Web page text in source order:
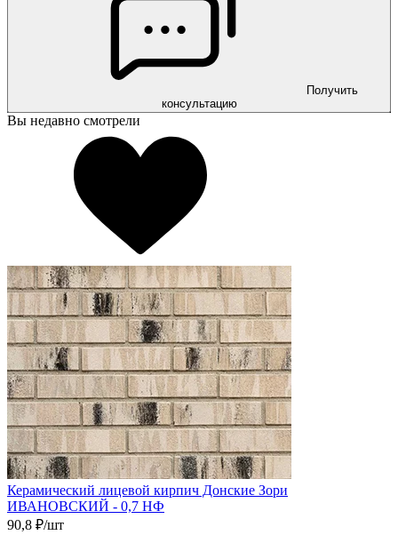
Получить
консультацию
Вы недавно смотрели
Керамический лицевой кирпич Донские Зори
ИВАНОВСКИЙ - 0,7 НФ
90,8 ₽/шт